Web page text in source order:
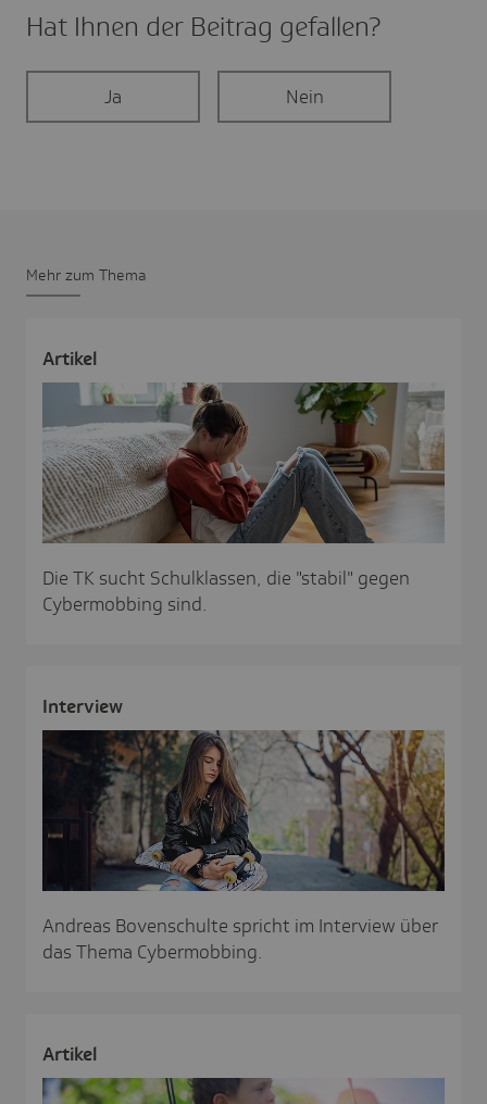
Hat Ihnen der Beitrag gefal­len?
Ja Nein
Mehr zum Thema
Artikel
Die TK sucht Schulklassen, die "stabil" gegen
Cybermobbing sind.
Inter­view
Andreas Bovenschulte spricht im Interview über
das Thema Cybermobbing.
Artikel